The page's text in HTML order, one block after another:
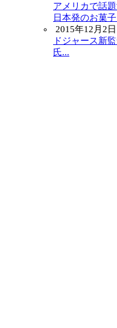
アメリカで話
日本発のお菓
2015年12月2
ドジャース新
氏...